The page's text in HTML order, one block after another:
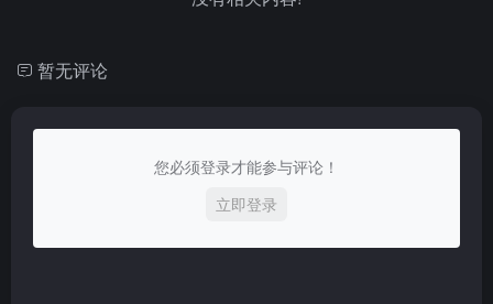
暂无评论
您必须登录才能参与评论！
立即登录